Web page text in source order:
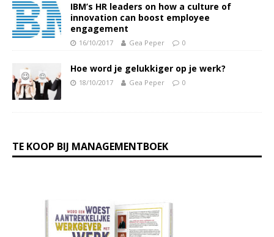
IBM’s HR leaders on how a culture of
innovation can boost employee
engagement
16/10/2017 Gea Peper 0
Hoe word je gelukkiger op je werk?
18/10/2017 Gea Peper 0
TE KOOP BIJ MANAGEMENTBOEK